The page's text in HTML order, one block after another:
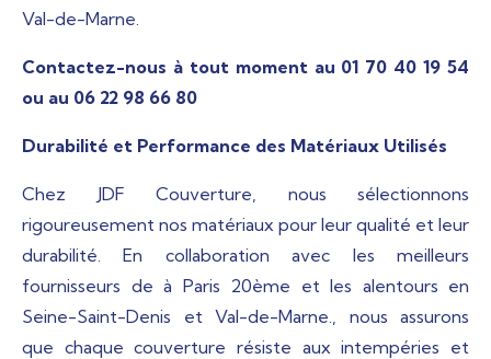
Val-de-Marne.
Contactez-nous à tout moment au 01 70 40 19 54
ou au 06 22 98 66 80
Durabilité et Performance des Matériaux Utilisés
Chez JDF Couverture, nous sélectionnons
rigoureusement nos matériaux pour leur qualité et leur
durabilité. En collaboration avec les meilleurs
fournisseurs de à Paris 20ème et les alentours en
Seine-Saint-Denis et Val-de-Marne., nous assurons
que chaque couverture résiste aux intempéries et